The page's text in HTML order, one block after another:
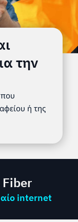
την
που
ή της
internet